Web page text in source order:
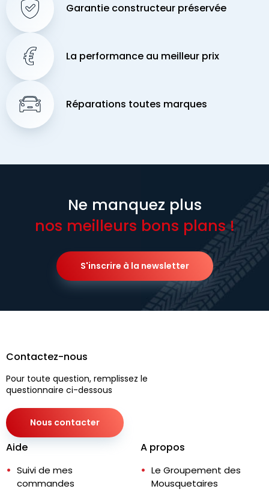
Garantie constructeur préservée
La performance au meilleur prix
Réparations toutes marques
Ne manquez plus
nos meilleurs bons plans !
S'inscrire à la newsletter
Contactez-nous
Pour toute question, remplissez le
questionnaire ci-dessous
Nous contacter
Aide
Suivi de mes
commandes
A propos
Le Groupement des
Mousquetaires